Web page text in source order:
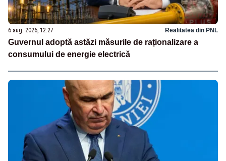
6 aug. 2026, 12:27 Realitatea din PNL
Guvernul adoptă astăzi măsurile de raționalizare a
consumului de energie electrică